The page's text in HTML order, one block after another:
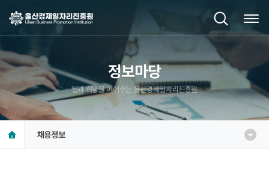
정보마당
일과 희망을 이어주는 울산경제일자리진흥원
채용정보